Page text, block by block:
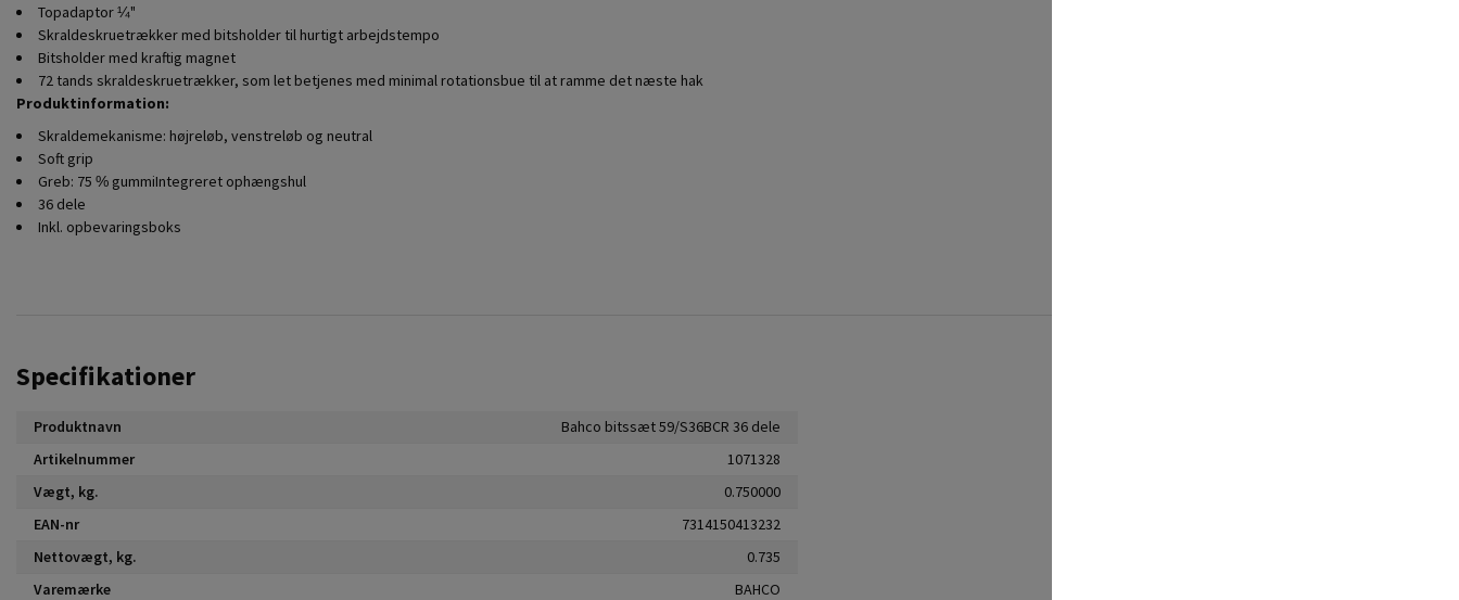
Topadaptor ¼"
Skraldeskruetrækker med bitsholder til hurtigt arbejdstempo
Bitsholder med kraftig magnet
72 tands skraldeskruetrækker, som let betjenes med minimal rotationsbue til at ramme det næste hak
Produktinformation:
Skraldemekanisme: højreløb, venstreløb og neutral
Soft grip
Greb: 75 % gummiIntegreret ophængshul
36 dele
Inkl. opbevaringsboks
Specifikationer
Produktnavn
Bahco bitssæt 59/S36BCR 36 dele
Artikelnummer
1071328
Vægt, kg.
0.750000
EAN-nr
7314150413232
Nettovægt, kg.
0.735
Varemærke
BAHCO